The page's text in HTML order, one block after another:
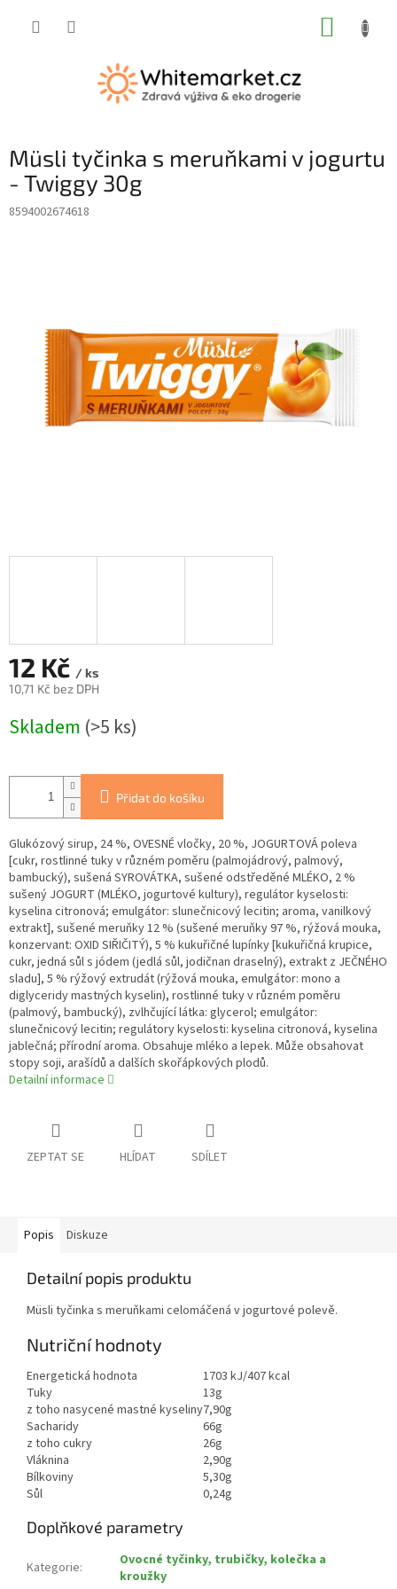
Müsli tyčinka s meruňkami v jogurtu
- Twiggy 30g
8594002674618
12 Kč / ks
10,71 Kč bez DPH
cena:
Skladem (>5 ks)
Přidat do košíku
Glukózový sirup, 24 %, OVESNÉ vločky, 20 %, JOGURTOVÁ poleva
[cukr, rostlinné tuky v různém poměru (palmojádrový, palmový,
bambucký), sušená SYROVÁTKA, sušené odstředěné MLÉKO, 2 %
sušený JOGURT (MLÉKO, jogurtové kultury), regulátor kyselosti:
kyselina citronová; emulgátor: slunečnicový lecitin; aroma, vanilkový
extrakt], sušené meruňky 12 % (sušené meruňky 97 %, rýžová mouka,
konzervant: OXID SIŘIČITÝ), 5 % kukuřičné lupínky [kukuřičná krupice,
cukr, jedná sůl s jódem (jedlá sůl, jodičnan draselný), extrakt z JEČNÉHO
sladu], 5 % rýžový extrudát (rýžová mouka, emulgátor: mono a
diglyceridy mastných kyselin), rostlinné tuky v různém poměru
(palmový, bambucký), zvlhčující látka: glycerol; emulgátor:
slunečnicový lecitin; regulátory kyselosti: kyselina citronová, kyselina
jablečná; přírodní aroma. Obsahuje mléko a lepek. Může obsahovat
stopy soji, arašídů a dalších skořápkových plodů.
Detailní informace
ZEPTAT SE HLÍDAT SDÍLET
Popis Diskuze
Detailní popis produktu
Müsli tyčinka s meruňkami celomáčená v jogurtové polevě.
Nutriční hodnoty
Energetická hodnota
1703 kJ/407 kcal
Tuky
13g
z toho nasycené mastné kyseliny7,90g
Sacharidy
66g
z toho cukry
26g
Vláknina
2,90g
Bílkoviny
5,30g
Sůl
0,24g
Doplňkové parametry
Kategorie:
Ovocné tyčinky, trubičky, kolečka a
kroužky